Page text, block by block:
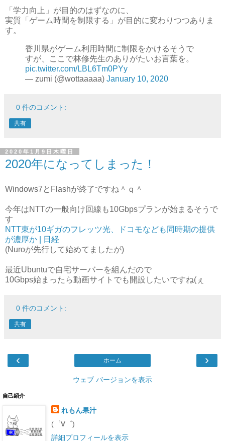
「学力向上」が目的のはずなのに、
実質「ゲーム時間を制限する」が目的に変わりつつありま
す。
香川県がゲーム利用時間に制限をかけるそうで
すが、ここで林修先生のありがたいお言葉を。
pic.twitter.com/LBL6Tm0PYy
— zumi (@wottaaaaa) January 10, 2020
0 件のコメント:
共有
2020年1月9日木曜日
2020年になってしまった！
Windows7とFlashが終了ですね＾ｑ＾
今年はNTTの一般向け回線も10Gbpsプランが始まるそうで
す
NTT東が10ギガのフレッツ光、ドコモなども同時期の提供
が濃厚か | 日経
(Nuroが先行して始めてましたが)
最近Ubuntuで自宅サーバーを組んだので
10Gbps始まったら動画サイトでも開設したいですね(ぇ
0 件のコメント:
共有
‹ ›
ホーム
ウェブ バージョンを表示
自己紹介
れもん果汁
(゜∀゜)
詳細プロフィールを表示